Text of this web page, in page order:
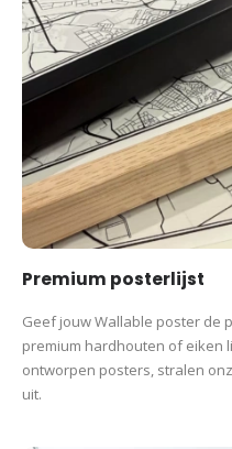
uit.
Premium posterlijst
Geef jouw Wallable poster de
premium hardhouten of eiken
ontworpen posters, stralen
uit.